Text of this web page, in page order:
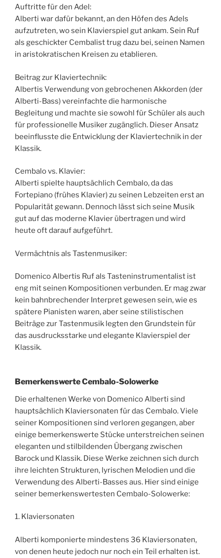
Auftritte für den Adel:
Alberti war dafür bekannt, an den Höfen des Adels
aufzutreten, wo sein Klavierspiel gut ankam. Sein Ruf
als geschickter Cembalist trug dazu bei, seinen Namen
in aristokratischen Kreisen zu etablieren.
Beitrag zur Klaviertechnik:
Albertis Verwendung von gebrochenen Akkorden (der
Alberti-Bass) vereinfachte die harmonische
Begleitung und machte sie sowohl für Schüler als auch
für professionelle Musiker zugänglich. Dieser Ansatz
beeinflusste die Entwicklung der Klaviertechnik in der
Klassik.
Cembalo vs. Klavier:
Alberti spielte hauptsächlich Cembalo, da das
Fortepiano (frühes Klavier) zu seinen Lebzeiten erst an
Popularität gewann. Dennoch lässt sich seine Musik
gut auf das moderne Klavier übertragen und wird
heute oft darauf aufgeführt.
Vermächtnis als Tastenmusiker:
Domenico Albertis Ruf als Tasteninstrumentalist ist
eng mit seinen Kompositionen verbunden. Er mag zwar
kein bahnbrechender Interpret gewesen sein, wie es
spätere Pianisten waren, aber seine stilistischen
Beiträge zur Tastenmusik legten den Grundstein für
das ausdrucksstarke und elegante Klavierspiel der
Klassik.
Bemerkenswerte Cembalo-Solowerke
Die erhaltenen Werke von Domenico Alberti sind
hauptsächlich Klaviersonaten für das Cembalo. Viele
seiner Kompositionen sind verloren gegangen, aber
einige bemerkenswerte Stücke unterstreichen seinen
eleganten und stilbildenden Übergang zwischen
Barock und Klassik. Diese Werke zeichnen sich durch
ihre leichten Strukturen, lyrischen Melodien und die
Verwendung des Alberti-Basses aus. Hier sind einige
seiner bemerkenswertesten Cembalo-Solowerke:
1. Klaviersonaten
Alberti komponierte mindestens 36 Klaviersonaten,
von denen heute jedoch nur noch ein Teil erhalten ist.